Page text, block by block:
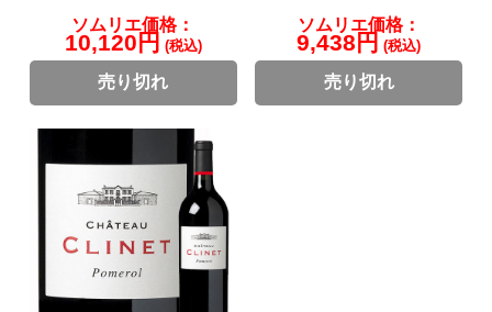
ソムリエ価格：
10,120円 (税込)
売り切れ
ソムリエ価格：
9,438円 (税込)
売り切れ